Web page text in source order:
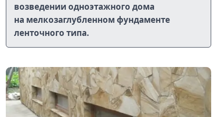
возведении одноэтажного дома
на мелкозаглубленном фундаменте
ленточного типа.